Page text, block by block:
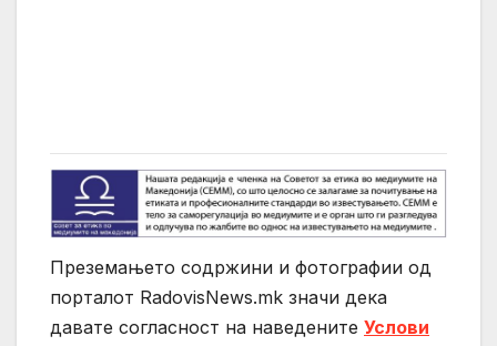
Преземањето содржини и фотографии од
порталот RadovisNews.mk значи дека
давате согласност на нaведените Услови